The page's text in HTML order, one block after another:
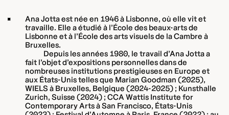
Ana Jotta est née en 1946 à Lisbonne, où elle vit et
travaille. Elle a étudié à l’École des beaux-arts de
Lisbonne et à l’École des arts visuels de la Cambre à
Bruxelles.
Depuis les années 1980, le travail d’Ana Jotta a
fait l’objet d’expositions personnelles dans de
nombreuses institutions prestigieuses en Europe et
aux États-Unis telles que Marian Goodman (2025),
WIELS à Bruxelles, Belgique (2024-2025) ; Kunsthalle
Zurich, Suisse (2024) ; CCA Wattis Institute for
Contemporary Arts à San Francisco, États-Unis